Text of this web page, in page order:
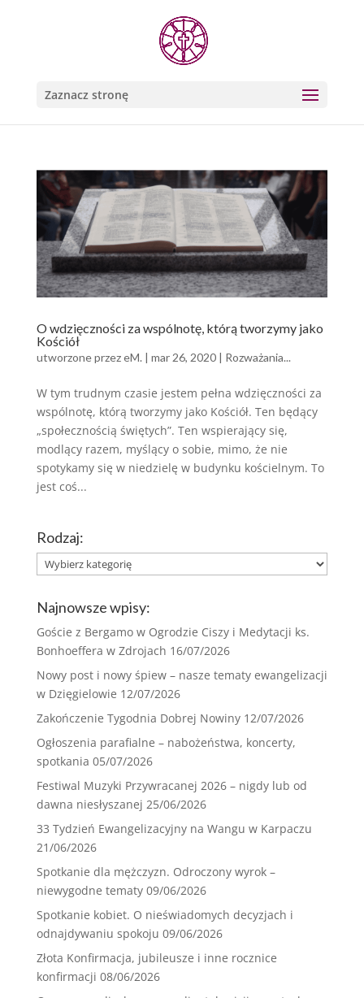
Zaznacz stronę
O wdzięczności za wspólnotę, którą tworzymy jako
Kościół
utworzone przezeM. | mar 26, 2020| Rozważania...
W tym trudnym czasie jestem pełna wdzięczności za
wspólnotę, którą tworzymy jako Kościół. Ten będący
„społecznością świętych”. Ten wspierający się,
modlący razem, myślący o sobie, mimo, że nie
spotykamy się w niedzielę w budynku kościelnym. To
jest coś...
Rodzaj:
Rodzaj:
Najnowsze wpisy:
Goście z Bergamo w Ogrodzie Ciszy i Medytacji ks.
Bonhoeffera w Zdrojach 16/07/2026
Nowy post i nowy śpiew – nasze tematy ewangelizacji
w Dzięgielowie 12/07/2026
Zakończenie Tygodnia Dobrej Nowiny 12/07/2026
Ogłoszenia parafialne – nabożeństwa, koncerty,
spotkania 05/07/2026
Festiwal Muzyki Przywracanej 2026 – nigdy lub od
dawna niesłyszanej 25/06/2026
33 Tydzień Ewangelizacyjny na Wangu w Karpaczu
21/06/2026
Spotkanie dla mężczyzn. Odroczony wyrok –
niewygodne tematy 09/06/2026
Spotkanie kobiet. O nieświadomych decyzjach i
odnajdywaniu spokoju 09/06/2026
Złota Konfirmacja, jubileusze i inne rocznice
konfirmacji 08/06/2026